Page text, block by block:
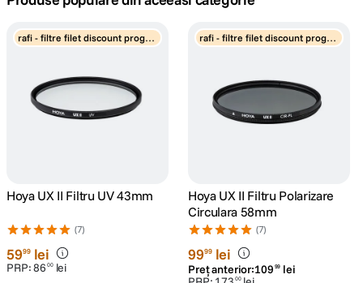
4. peak design
canon sx740 hs
6. lavaliera
8 . card memorie
9. dji mic mini
10. dji osmo
rafi - filtre filet discount progre
Hoya UX II Filtru UV 43mm
(7)
5999 lei
PRP:86 00 lei
rafi - filtre filet discount progre
Hoya UX II Filtru Polarizare
Circulara 58mm
(7)
9999 lei
Preț anterior:109 99 lei
00